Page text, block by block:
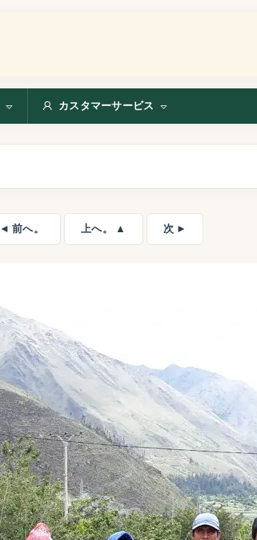
カスタマーサービス
◄ 前へ。 上へ。 ▲ 次 ►